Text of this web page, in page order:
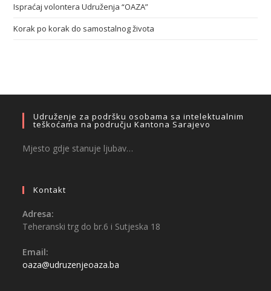
Ispraćaj volontera Udruženja “OAZA”
Korak po korak do samostalnog života
Udruženje za podršku osobama sa intelektualnim
teškoćama na području Kantona Sarajevo
Mjesto gdje stanuje ljubav…
Kontakt
Adresa:
Teheranski trg do br.6 i Sutjeska 18
Email:
oaza@udruzenjeoaza.ba